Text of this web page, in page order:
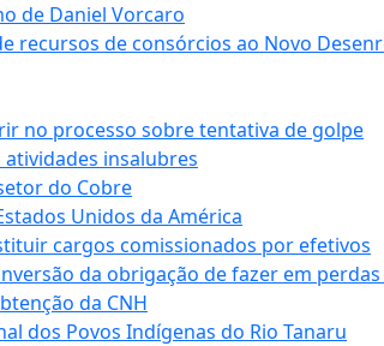
de Daniel Vorcaro
recursos de consórcios ao Novo
no processo sobre tentativa de golpe
insalubres
do Cobre
Unidos da América
cargos comissionados por efetivos
da obrigação de fazer em perdas
da CNH
dos Povos Indígenas do Rio Tanaru